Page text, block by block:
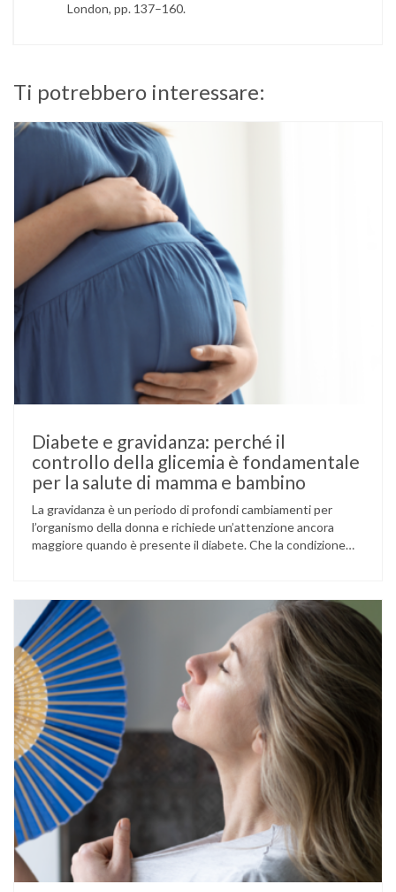
London, pp. 137–160.
Ti potrebbero interessare:
Diabete e gravidanza: perché il
controllo della glicemia è fondamentale
per la salute di mamma e bambino
La gravidanza è un periodo di profondi cambiamenti per
l’organismo della donna e richiede un’attenzione ancora
maggiore quando è presente il diabete. Che la condizione
volta durante la gestazione (diabete gestazionale),
mantenere …